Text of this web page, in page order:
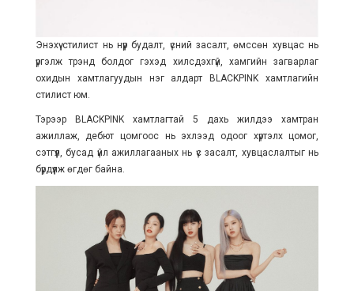
Энэхүү стилист нь нүүр будалт, үсний засалт, өмссөн хувцас нь
үргэлж трэнд болдог гэхэд хилсдэхгүй, хамгийн загварлаг
охидын хамтлагуудын нэг алдарт BLACKPINK хамтлагийн
стилист юм.
Тэрээр BLACKPINK хамтлагтай 5 дахь жилдээ хамтран
ажиллаж, дебют цомгоос нь эхлээд одоог хүртэлх цомог,
сэтгүүл, бусад үйл ажиллагааных нь үс засалт, хувцаслалтыг нь
бүрдүүлж өгдөг байна.